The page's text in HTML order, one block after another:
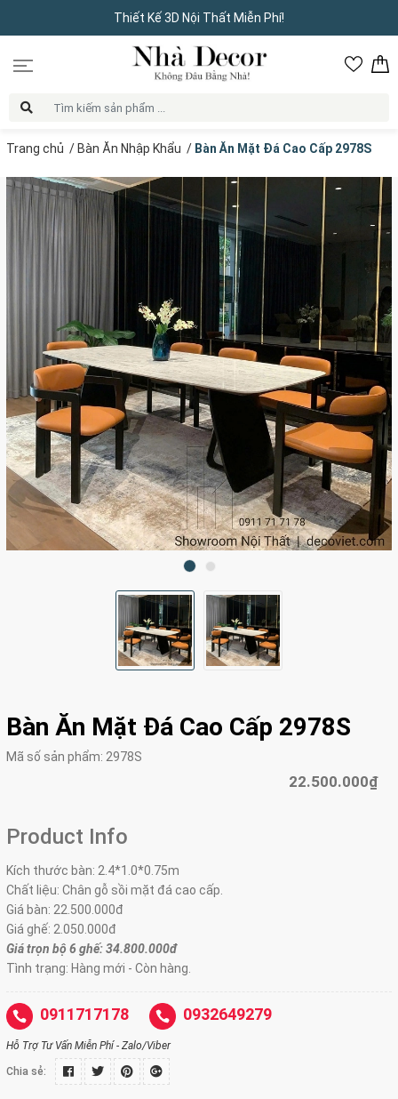
Thiết Kế 3D Nội Thất Miễn Phí!
Trang chủ / Bàn Ăn Nhập Khẩu / Bàn Ăn Mặt Đá Cao Cấp 2978S
Bàn Ăn Mặt Đá Cao Cấp 2978S
Mã số sản phẩm: 2978S
22.500.000₫
Product Info
Kích thước bàn: 2.4*1.0*0.75m
Chất liệu: Chân gỗ sồi mặt đá cao cấp.
Giá bàn: 22.500.000đ
Giá ghế: 2.050.000đ
Giá trọn bộ 6 ghế: 34.800.000đ
Tình trạng: Hàng mới - Còn hàng.
0911717178 0932649279
Hỗ Trợ Tư Vấn Miễn Phí - Zalo/Viber
Chia sẻ: